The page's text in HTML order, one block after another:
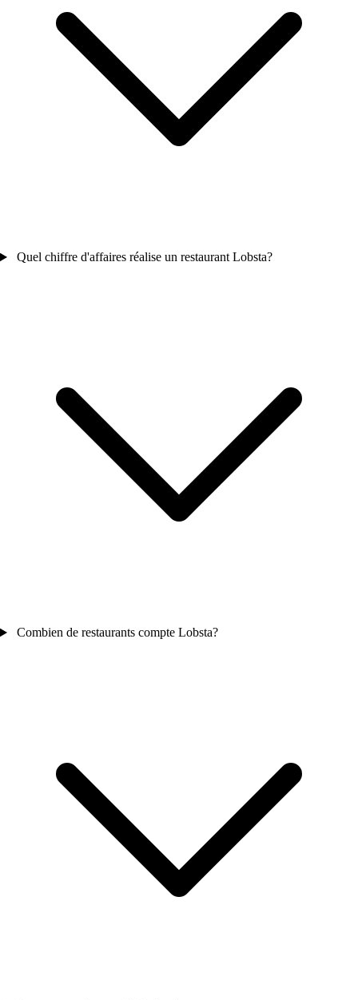
Quel chiffre d'affaires réalise un restaurant Lobsta?
Combien de restaurants compte Lobsta?